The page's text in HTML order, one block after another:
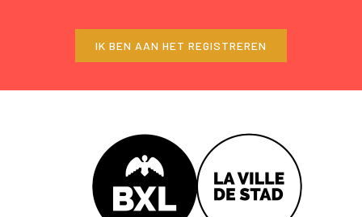
IK BEN AAN HET REGISTREREN